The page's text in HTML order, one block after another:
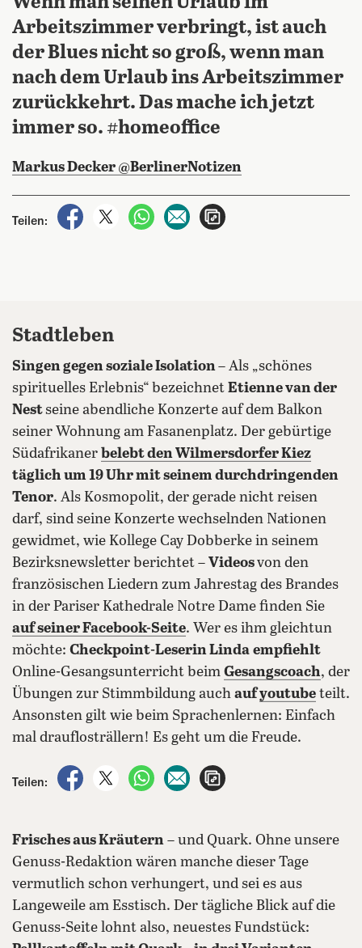
Arbeitszimmer verbringt, ist auch
der Blues nicht so groß, wenn man
nach dem Urlaub ins Arbeitszimmer
zurückkehrt. Das mache ich jetzt
immer so. #homeoffice
Markus Decker @BerlinerNotizen
Teilen:
auf Facebook teilen
auf X teilenper WhatsApp teilen
per E-Mail teilen
Stadtleben
Singen gegen soziale Isolation– Als „schönes
spirituelles Erlebnis“ bezeichnet Etienne van der
Nestseine abendliche Konzerte auf dem Balkon
seiner Wohnung am Fasanenplatz. Der gebürtige
Südafrikaner belebt den Wilmersdorfer Kiez
täglich um 19 Uhr mit seinem durchdringenden
Tenor. Als Kosmopolit, der gerade nicht reisen
darf, sind seine Konzerte wechselnden Nationen
gewidmet, wie Kollege Cay Dobberke in seinem
Bezirksnewsletter berichtet – Videosvon den
französischen Liedern zum Jahrestag des Brandes
in der Pariser Kathedrale Notre Dame finden Sie
auf seiner Facebook-Seite. Wer es ihm gleichtun
möchte: Checkpoint-Leserin Linda empfiehlt
Online-Gesangsunterricht beim Gesangscoach, der
Übungen zur Stimmbildung auch aufyoutube teilt.
Ansonsten gilt wie beim Sprachenlernen: Einfach
mal drauflosträllern! Es geht um die Freude.
Teilen:
auf Facebook teilen
auf X teilenper WhatsApp teilen
per E-Mail teilen
Frisches aus Kräutern – und Quark. Ohne unsere
Genuss-Redaktion wären manche dieser Tage
vermutlich schon verhungert, und sei es aus
Langeweile am Esstisch. Der tägliche Blick auf die
Genuss-Seite lohnt also, neuestes Fundstück: